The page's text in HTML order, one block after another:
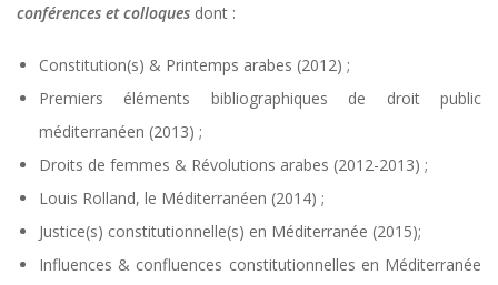
conférences et colloques dont :
Constitution(s) & Printemps arabes (2012) ;
Premiers éléments bibliographiques de droit public
méditerranéen (2013) ;
Droits de femmes & Révolutions arabes (2012-2013) ;
Louis Rolland, le Méditerranéen (2014) ;
Justice(s) constitutionnelle(s) en Méditerranée (2015);
Influences & confluences constitutionnelles en Méditerranée